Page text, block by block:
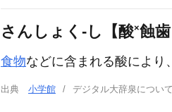
さんしょく‐し【酸×蝕歯
食物などに含まれる酸により、
出典 小学館 デジタル大辞泉につ